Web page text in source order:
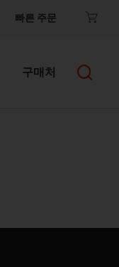
빠른 주문
구매처